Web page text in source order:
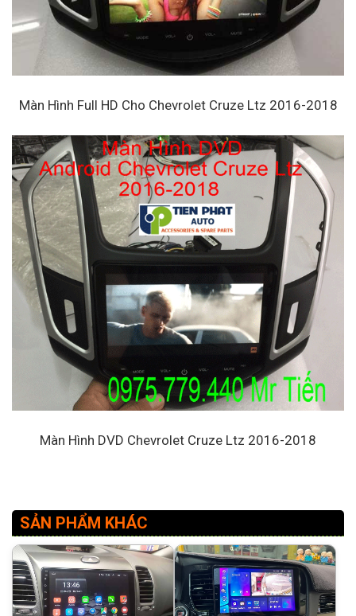
Màn Hình Full HD Cho Chevrolet Cruze Ltz 2016-2018
Màn Hình DVD Chevrolet Cruze Ltz 2016-2018
SẢN PHẨM KHÁC